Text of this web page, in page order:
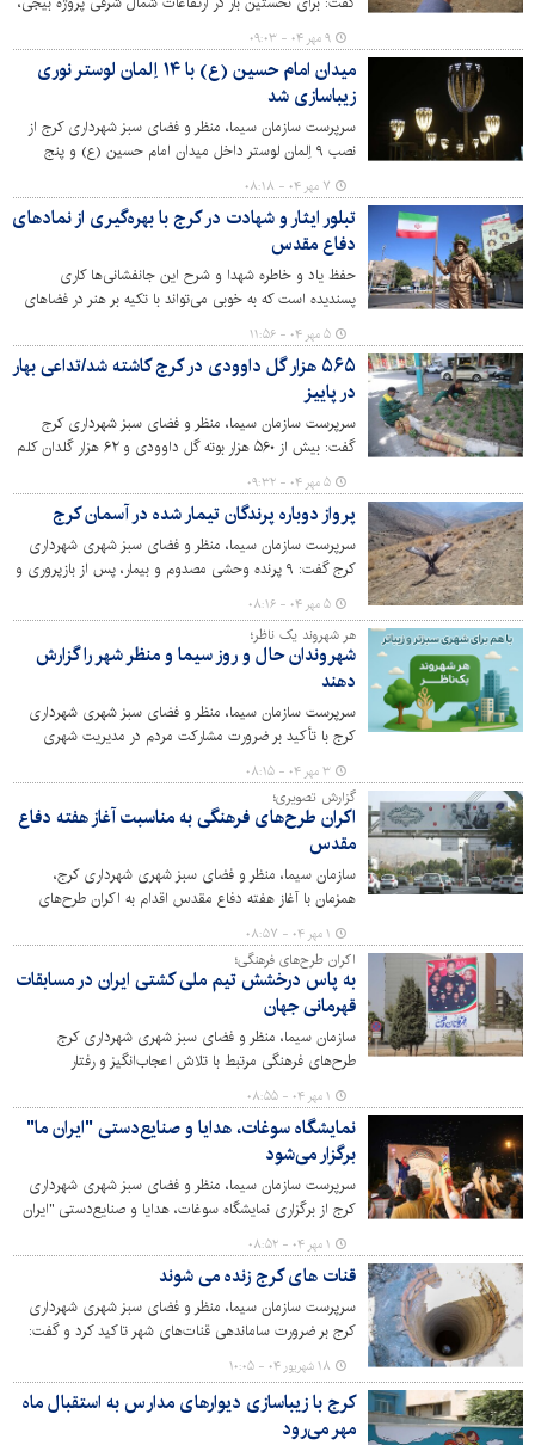
همین راستا احداث دو قطعه دیگر آن در حال تکمیل است.
عملیات بذرکاری به روش کشت دیم انجام شد.
۹ مهر ۰۴ - ۰۹:۰۳
میدان امام حسین (ع) با ۱۴ اِلمان لوستر نوری
زیباسازی شد
سرپرست سازمان سیما، منظر و فضای سبز شهرداری کرج از
نصب ۹ اِلمان لوستر داخل میدان امام حسین (ع) و پنج
لوستر در لچکی های اطراف آن خبر داد.
۷ مهر ۰۴ - ۰۸:۱۸
تبلور ایثار و شهادت در کرج با بهره‌گیری از نمادهای
دفاع مقدس
حفظ یاد و خاطره شهدا و شرح این جانفشانی‌ها کاری
پسندیده است که به خوبی می‌تواند با تکیه بر هنر در فضاهای
شهری پدیدار شود. این اتفاق در دوره ششم مدیریت شهری از
سوی سازمان سیما، منظر و فضای سبز شهری تا اندازه‌ای
محقق شده است.
۵ مهر ۰۴ - ۱۱:۵۶
۵۶۵ هزار گل داوودی در کرج کاشته شد/تداعی بهار
در پاییز
سرپرست سازمان سیما، منظر و فضای سبز شهرداری کرج
گفت: بیش از ۵۶۰ هزار بوته گل داوودی و ۶۲‌ هزار گلدان کلم
زینتی در میادین، بوستان‌ها و بلوارهای سطح شهر کرج کاشته
شد.
۵ مهر ۰۴ - ۰۹:۳۲
پرواز دوباره پرندگان تیمار شده در آسمان کرج
سرپرست سازمان سیما، منظر و فضای سبز شهری شهرداری
کرج گفت: ۹ پرنده وحشی مصدوم و بیمار، پس از بازپروری و
بهبودی، در زیستگاه اصلی و طبیعی‌شان رهاسازی شدند.
۵ مهر ۰۴ - ۰۸:۱۶
هر شهروند یک ناظر؛
شهروندان حال و روز سیما و منظر شهر را گزارش
دهند
سرپرست سازمان سیما، منظر و فضای سبز شهری شهرداری
کرج با تأکید بر ضرورت مشارکت مردم در مدیریت شهری
گفت: هر شهروند می‌تواند در نقش یک ناظر برای سیما و منظر
شهر باشد و گزارش‌ها و پیشنهادهای خود را به‌طور مستقیم در
اختیار سازمان قرار دهد.
۳ مهر ۰۴ - ۰۸:۱۵
گزارش تصویری؛
اکران طرح‌های فرهنگی به مناسبت آغاز هفته دفاع
مقدس
سازمان سیما، منظر و فضای سبز شهری شهرداری کرج،
همزمان با آغاز هفته دفاع مقدس اقدام به اکران طرح‌های
فرهنگی در شهر کرج کرده است.
۱ مهر ۰۴ - ۰۸:۵۷
اکران طرح‌های فرهنگی؛
به پاس درخشش تیم ملی کشتی ایران در مسابقات
قهرمانی جهان
سازمان سیما، منظر و فضای سبز شهری شهرداری کرج
طرح‌های فرهنگی مرتبط با تلاش اعجاب‌انگیز و رفتار
تحسین‌آمیز قهرمانان کشتی آزاد و فرنگی کشور را در شهر کرج
اکران کرد.
۱ مهر ۰۴ - ۰۸:۵۵
نمایشگاه سوغات، هدایا و صنایع‌دستی "ایران ما"
برگزار می‌شود
سرپرست سازمان سیما، منظر و فضای سبز شهری شهرداری
کرج از برگزاری نمایشگاه سوغات، هدایا و صنایع‌دستی "ایران
ما" در پارک شهید چمران کرج خبر داد.
۱ مهر ۰۴ - ۰۸:۵۲
قنات های کرج زنده می شوند
سرپرست سازمان سیما، منظر و فضای سبز شهری شهرداری
کرج بر ضرورت ساماندهی قنات‌های شهر تاکید کرد و گفت:
شناسایی و احیای قنات‌های قدیمی شهرکرج می‌تواند به عنوان
منابع آب برای آبیاری فضای سبز و مصارف دیگر مورد استفاده
قرار گیرند.
۱۸ شهریور ۰۴ - ۱۰:۰۵
کرج با زیباسازی دیوارهای مدارس به استقبال ماه
مهر می‌رود